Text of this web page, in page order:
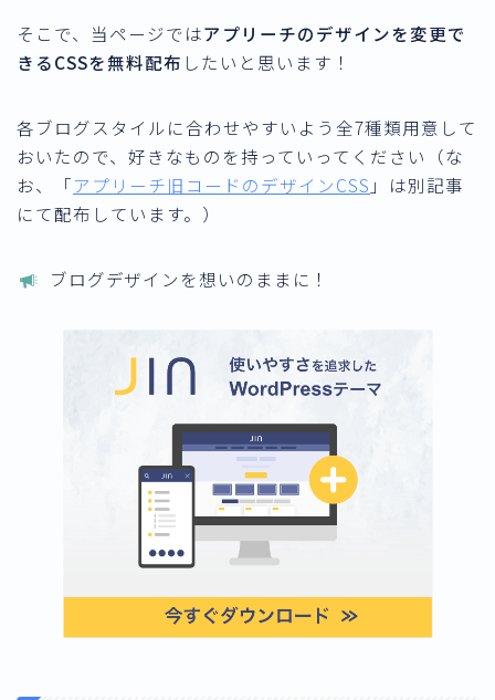
そこで、当ページではアプリーチのデザインを変更で
きるCSSを無料配布 したいと思います！
各ブログスタイルに合わせやすいよう全7種類用意して
おいたので、好きなものを持っていってください（な
お、「アプリーチ旧コードのデザインCSS 」は別記事
にて配布しています。）
ブログデザインを想いのままに！